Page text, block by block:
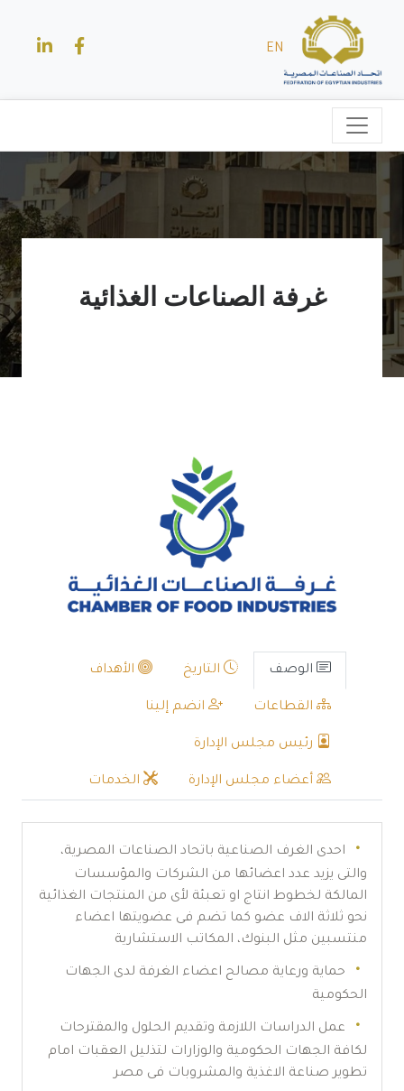
EN
غرفة الصناعات الغذائية
الوصف التاريخ الأهداف
القطاعات انضم إلينا
رئيس مجلس الإدارة
أعضاء مجلس الإدارة الخدمات
احدى الغرف الصناعية باتحاد الصناعات المصرية،
والتى يزيد عدد اعضائها من الشركات والمؤسسات
المالكة لخطوط انتاج او تعبئة لأى من المنتجات الغذائية
نحو ثلاثة الاف عضو كما تضم فى عضويتها اعضاء
منتسبين مثل البنوك، المكاتب الاستشارية
حماية ورعاية مصالح اعضاء الغرفة لدى الجهات
الحكومية
عمل الدراسات اللازمة وتقديم الحلول والمقترحات
لكافة الجهات الحكومية والوزارات لتذليل العقبات امام
تطوير صناعة الاغذية والمشروبات فى مصر